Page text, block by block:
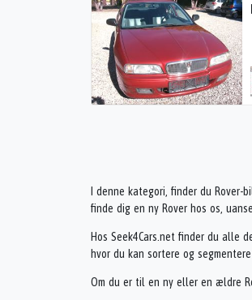
I denne kategori, finder du
finde dig en ny Rover hos os,
Hos Seek4Cars.net finder du alle
hvor du kan sortere og
Om du er til en ny eller en ældre